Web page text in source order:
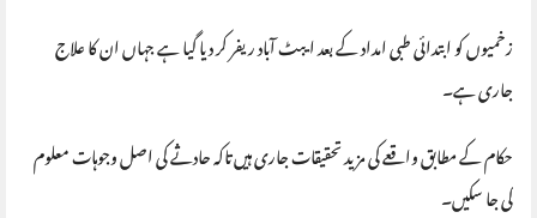
زخمیوں کو ابتدائی طبی امداد کے بعد ایبٹ آباد ریفر کر دیا گیا ہے جہاں ان کا علاج
جاری ہے۔
حکام کے مطابق واقعے کی مزید تحقیقات جاری ہیں تاکہ حادثے کی اصل وجوہات معلوم
کی جا سکیں۔